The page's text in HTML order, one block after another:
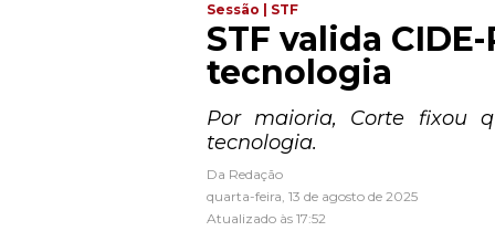
Sessão | STF
STF valida
tecnologia
Por maioria, Corte fixou
tecnologia.
Da Redação
quarta-feira, 13 de agosto de 2025
Atualizado às 17:52